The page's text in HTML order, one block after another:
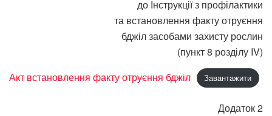
до Інструкції з профілактики
та встановлення факту отруєння
бджіл засобами захисту рослин
(пункт 8 розділу IV)
Акт встановлення факту отруєння бджіл
Завантажити
Додаток 2